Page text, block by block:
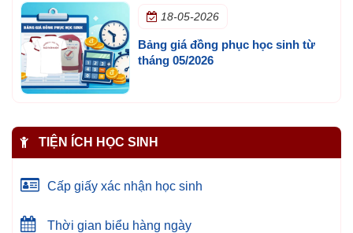
18-05-2026
Bảng giá đồng phục học sinh từ
tháng 05/2026
TIỆN ÍCH HỌC SINH
Cấp giấy xác nhận học sinh
Thời gian biểu hàng ngày